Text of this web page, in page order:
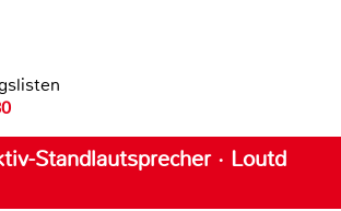
Standlautsprecher · Loutd